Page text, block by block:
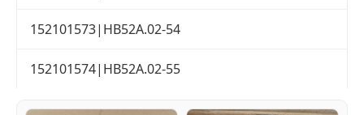
152101573|HB52A.02-54
152101574|HB52A.02-55